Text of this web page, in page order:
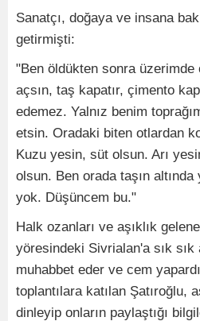
Sanatçı, doğaya ve insana
getirmişti:
"Ben öldükten sonra
açsın, taş kapatır, çimento
edemez. Yalnız benim
etsin. Oradaki biten otlardan
Kuzu yesin, süt olsun. Arı
olsun. Ben orada taşın
yok. Düşüncem bu."
Halk ozanları ve aşıklık
yöresindeki Sivrialan'a sık sık
muhabbet eder ve cem
toplantılara katılan Şatıroğlu,
dinleyip onların paylaştığı